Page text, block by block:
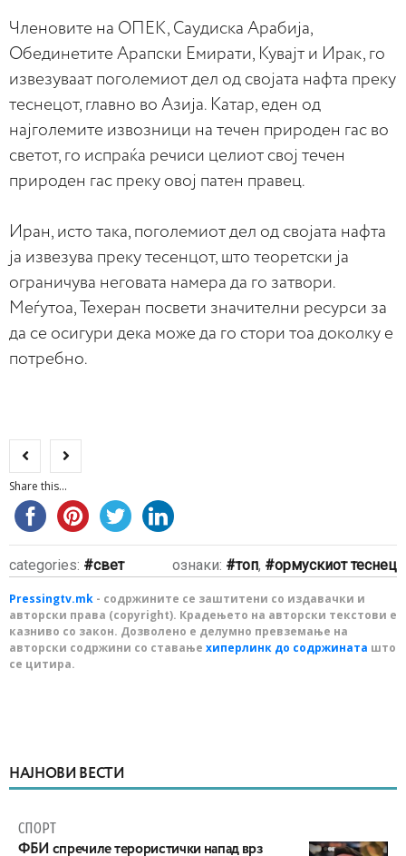
Членовите на ОПЕК, Саудиска Арабија,
Обединетите Арапски Емирати, Кувајт и Ирак, го
извезуваат поголемиот дел од својата нафта преку
теснецот, главно во Азија. Катар, еден од
најголемите извозници на течен природен гас во
светот, го испраќа речиси целиот свој течен
природен гас преку овој патен правец.
Иран, исто така, поголемиот дел од својата нафта
ја извезува преку тесенцот, што теоретски ја
ограничува неговата намера да го затвори.
Меѓутоа, Техеран посвети значителни ресурси за
да се осигури дека може да го стори тоа доколку е
потребно.
Share this...
categories: свет ознаки: топ, ормускиот теснец
Pressingtv.mk - содржините се заштитени со издавачки и
авторски права (copyright). Крадењето на авторски текстови е
казниво со закон. Дозволено е делумно превземање на
авторски содржини со ставање хиперлинк до содржината што
се цитира.
НАЈНОВИ ВЕСТИ
СПОРТ
ФБИ спречиле терористички напад врз